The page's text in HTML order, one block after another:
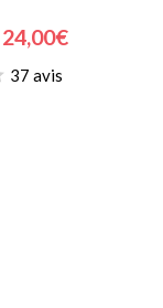
24,00€
37 avis